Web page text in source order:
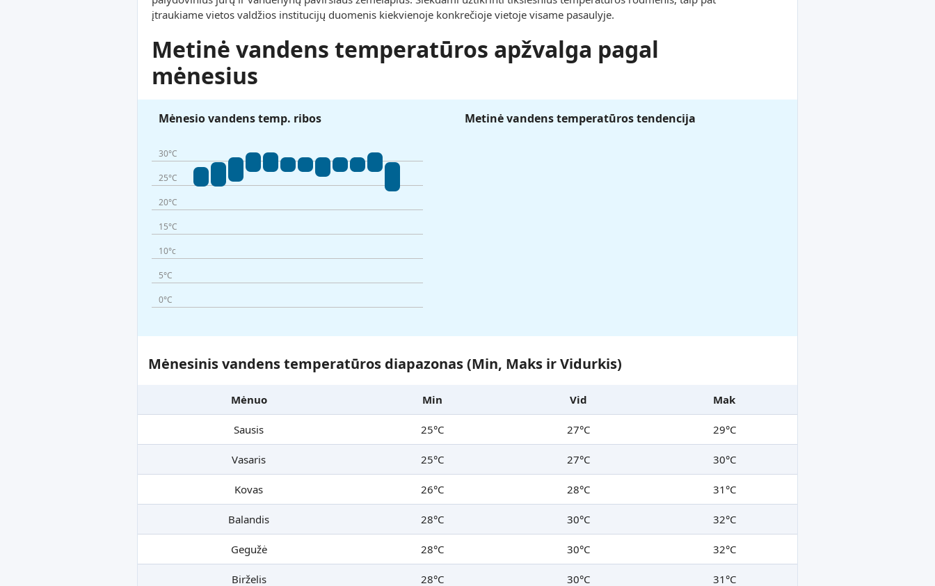
įtraukiame vietos valdžios institucijų duomenis kiekvienoje konkrečioje vietoje visame pasaulyje.
Metinė vandens temperatūros apžvalga pagal
mėnesius
Mėnesio vandens temp. ribos
30°C
25°C
20°C
15°C
10°c
5°C
0°C
Metinė vandens temperatūros tendencija
Mėnesinis vandens temperatūros diapazonas (Min, Maks ir Vidurkis)
Mėnuo Min Vid Mak
Sausis 25°C 27°C 29°C
Vasaris 25°C 27°C 30°C
Kovas 26°C 28°C 31°C
Balandis 28°C 30°C 32°C
Gegužė 28°C 30°C 32°C
Birželis 28°C 30°C 31°C